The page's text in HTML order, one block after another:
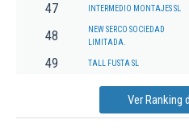
47 INTERMEDIO MONTAJES SL
48
NEW SERCO SOCIEDAD
LIMITADA.
49 TALL FUSTA SL
Ver Ranking